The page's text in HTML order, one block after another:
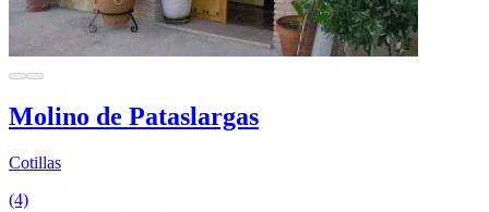
Molino de Pataslargas
Cotillas
(4)